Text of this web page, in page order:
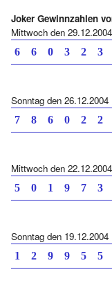
Joker Gewinnzahlen
Mittwoch den 29.12.2004
6 6 0 3 2
Sonntag den 26.12.2004
7 8 6 0 2
Mittwoch den 22.12.2004
5 0 1 9 7
Sonntag den 19.12.2004
1 2 9 9 5